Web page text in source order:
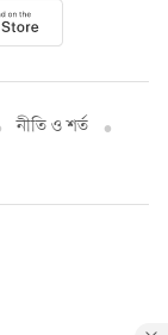
নীতি ও শর্ত